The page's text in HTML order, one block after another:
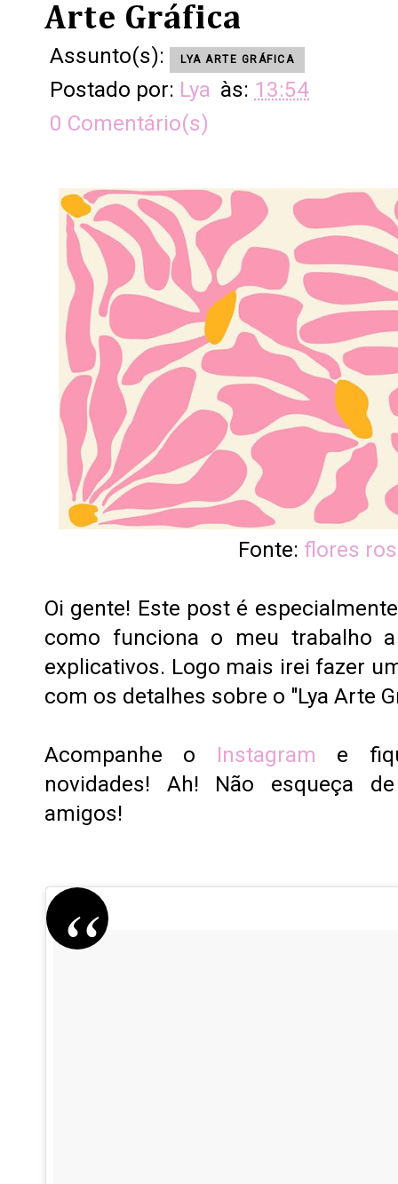
Arte Gráfica
Assunto(s): LYA ARTE GRÁFICA
Postado por: Lya às: 13:54
0 Comentário(s)
Fonte: flores
Oi gente! Este post é
como funciona o meu trabalho
explicativos. Logo mais irei fazer
com os detalhes sobre o "Lya Arte
Acompanhe o Instagram e
novidades! Ah! Não esqueça
amigos!